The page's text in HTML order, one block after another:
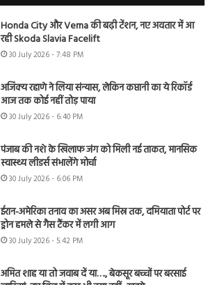
Honda City और Verna की बढ़ी टेंशन, नए अवतार में आ
रही Skoda Slavia Facelift
30 July 2026 - 7:48 PM
अजिंक्य रहाणे ने लिया संन्यास, लेकिन कप्तानी का ये रिकॉर्ड
आज तक कोई नहीं तोड़ पाया
30 July 2026 - 6:40 PM
पंजाब की नशे के खिलाफ जंग को मिली नई ताकत, मानसिक
स्वास्थ्य लीडर्स संभालेंगे मोर्चा
30 July 2026 - 6:06 PM
ईरान-अमेरिका तनाव का असर अब मिस्र तक, दमियाता पोर्ट पर
ड्रोन हमले से गैस टैंकर में लगी आग
30 July 2026 - 5:42 PM
अमित शाह या तो जवाब दें या…., बेकसूर बच्चों पर बरसाई